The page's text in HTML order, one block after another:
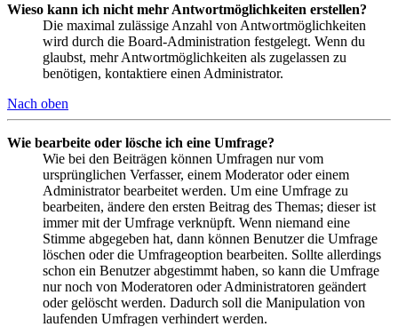
Wieso kann ich nicht mehr Antwortmöglichkeiten erstellen?
Die maximal zulässige Anzahl von Antwortmöglichkeiten
wird durch die Board-Administration festgelegt. Wenn du
glaubst, mehr Antwortmöglichkeiten als zugelassen zu
benötigen, kontaktiere einen Administrator.
Nach oben
Wie bearbeite oder lösche ich eine Umfrage?
Wie bei den Beiträgen können Umfragen nur vom
ursprünglichen Verfasser, einem Moderator oder einem
Administrator bearbeitet werden. Um eine Umfrage zu
bearbeiten, ändere den ersten Beitrag des Themas; dieser ist
immer mit der Umfrage verknüpft. Wenn niemand eine
Stimme abgegeben hat, dann können Benutzer die Umfrage
löschen oder die Umfrageoption bearbeiten. Sollte allerdings
schon ein Benutzer abgestimmt haben, so kann die Umfrage
nur noch von Moderatoren oder Administratoren geändert
oder gelöscht werden. Dadurch soll die Manipulation von
laufenden Umfragen verhindert werden.